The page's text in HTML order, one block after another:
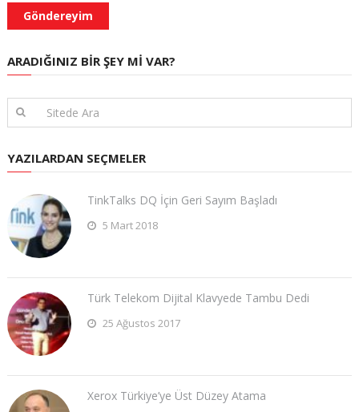
ARADIĞINIZ BIR ŞEY MI VAR?
YAZILARDAN SEÇMELER
TinkTalks DQ İçin Geri Sayım Başladı
5 Mart 2018
Türk Telekom Dijital Klavyede Tambu Dedi
25 Ağustos 2017
Xerox Türkiye’ye Üst Düzey Atama